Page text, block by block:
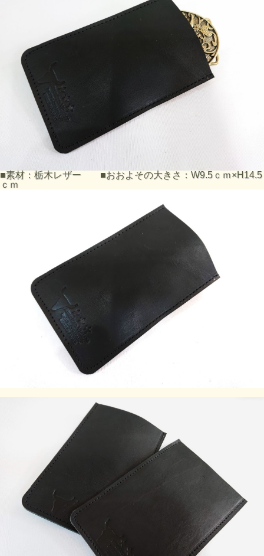
■素材：栃木レザー ■おおよその大きさ：W9.5ｃｍ×H14.5
ｃｍ